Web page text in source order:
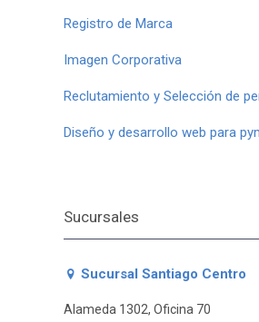
Registro de Marca
Imagen Corporativa
Reclutamiento y Selección de
Diseño y desarrollo web para
Sucursales
Sucursal Santiago Centro
Alameda 1302, Oficina 70